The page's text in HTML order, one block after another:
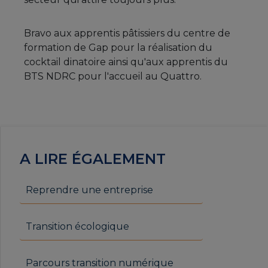
Bravo aux apprentis pâtissiers du centre de
formation de Gap pour la réalisation du
cocktail dinatoire ainsi qu'aux apprentis du
BTS NDRC pour l'accueil au Quattro.
A LIRE ÉGALEMENT
Reprendre une entreprise
Transition écologique
Parcours transition numérique